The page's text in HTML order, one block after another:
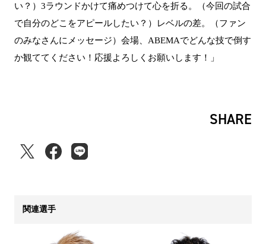
い？）3ラウンドかけて痛めつけて心を折る。（今回の試合
で自分のどこをアピールしたい？）レベルの差。（ファン
のみなさんにメッセージ）会場、ABEMAでどんな技で倒す
か観ててください！応援よろしくお願いします！」
SHARE
関連選手